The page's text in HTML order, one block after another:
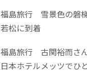
福島旅行 雪景色の磐
若松に到着
福島旅行 古関裕而さ
日本ホテルメッツでひ